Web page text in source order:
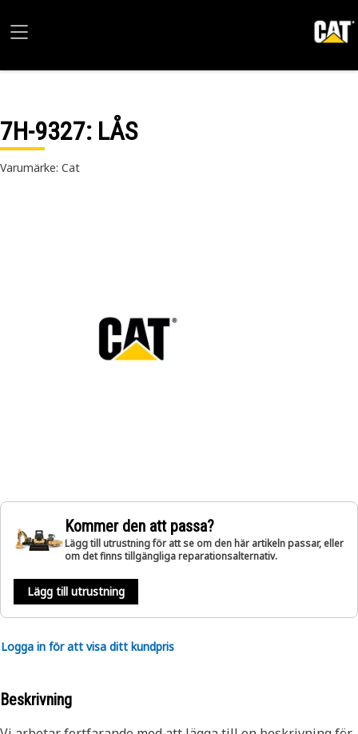
7H-9327: LÅS
Varumärke: Cat
Kommer den att passa?
Lägg till utrustning för att se om den här artikeln passar, eller
om det finns tillgängliga reparationsalternativ.
Lägg till utrustning
Logga in för att visa ditt kundpris
Beskrivning